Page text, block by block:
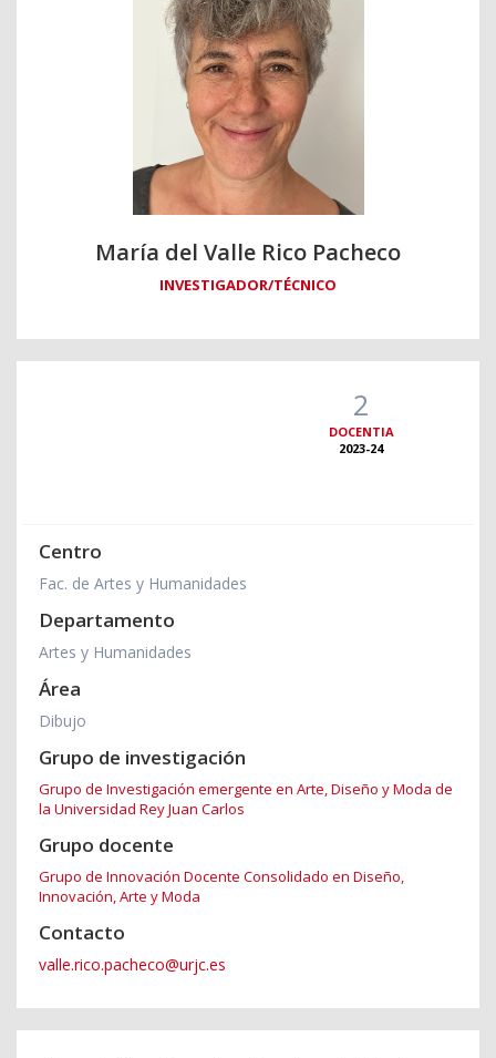
María del Valle Rico Pacheco
INVESTIGADOR/TÉCNICO
2
DOCENTIA
2023-24
Centro
Fac. de Artes y Humanidades
Departamento
Artes y Humanidades
Área
Dibujo
Grupo de investigación
Grupo de Investigación emergente en Arte, Diseño y Moda de
la Universidad Rey Juan Carlos
Grupo docente
Grupo de Innovación Docente Consolidado en Diseño,
Innovación, Arte y Moda
Contacto
valle.rico.pacheco@urjc.es